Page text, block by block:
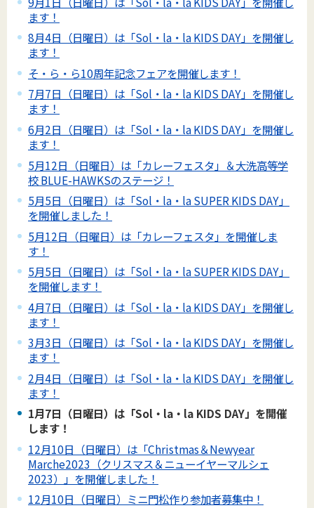
ます！
8月4日（日曜日）は「Sol・la・la KIDS DAY」を開催し
ます！
そ・ら・ら10周年記念フェアを開催します！
7月7日（日曜日）は「Sol・la・la KIDS DAY」を開催し
ます！
6月2日（日曜日）は「Sol・la・la KIDS DAY」を開催し
ます！
5月12日（日曜日）は「カレーフェスタ」＆大洗高等学
校 BLUE-HAWKSのステージ！
5月5日（日曜日）は「Sol・la・la SUPER KIDS DAY」
を開催しました！
5月12日（日曜日）は「カレーフェスタ」を開催しま
す！
5月5日（日曜日）は「Sol・la・la SUPER KIDS DAY」
を開催します！
4月7日（日曜日）は「Sol・la・la KIDS DAY」を開催し
ます！
3月3日（日曜日）は「Sol・la・la KIDS DAY」を開催し
ます！
2月4日（日曜日）は「Sol・la・la KIDS DAY」を開催し
ます！
1月7日（日曜日）は「Sol・la・la KIDS DAY」を開催
します！
12月10日（日曜日）は「Christmas＆Newyear
Marche2023（クリスマス＆ニューイヤーマルシェ
2023）」を開催しました！
12月10日（日曜日）ミニ門松作り参加者募集中！